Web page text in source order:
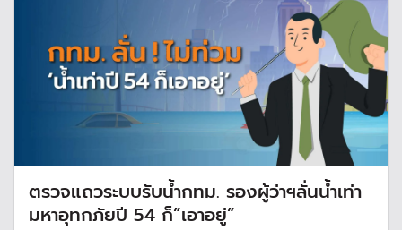
ตรวจแถวระบบรับน้ำกทม. รองผู้ว่าฯลั่นน้ำเท่า
มหาอุทกภัยปี 54 ก็”เอาอยู่”